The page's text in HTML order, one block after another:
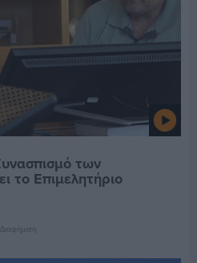
των
το Επιμελητήριο
Διαφήμιση